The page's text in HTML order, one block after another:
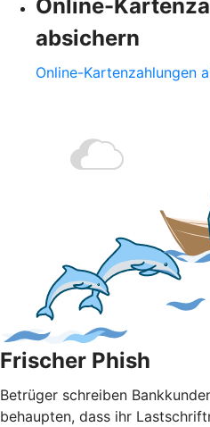
Online-
absichern
Online-Kartenzahlungen
Frischer Phish
Betrüger schreiben
behaupten, dass ihr